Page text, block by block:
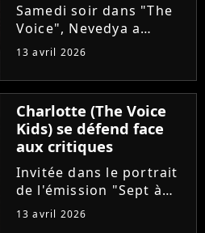
Samedi soir dans "The
Voice", Nevedya a
proposé une version
"Pourquoi tu restes"
d'Amel Bent. Un
moment chargé en
émotion qui n'a
néanmoins pas fait se
retourner...
13 avril 2026
Charlotte (The Voice
Kids) se défend face
aux critiques
Invitée dans le portrait
de l'émission "Sept à
Huit", Charlotte est
13 avril 2026